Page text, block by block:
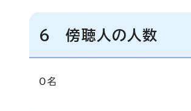
6 傍聴人の人数
0名